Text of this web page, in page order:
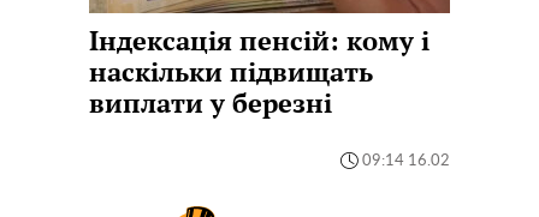
Індексація пенсій: кому і
наскільки підвищать
виплати у березні
09:14 16.02